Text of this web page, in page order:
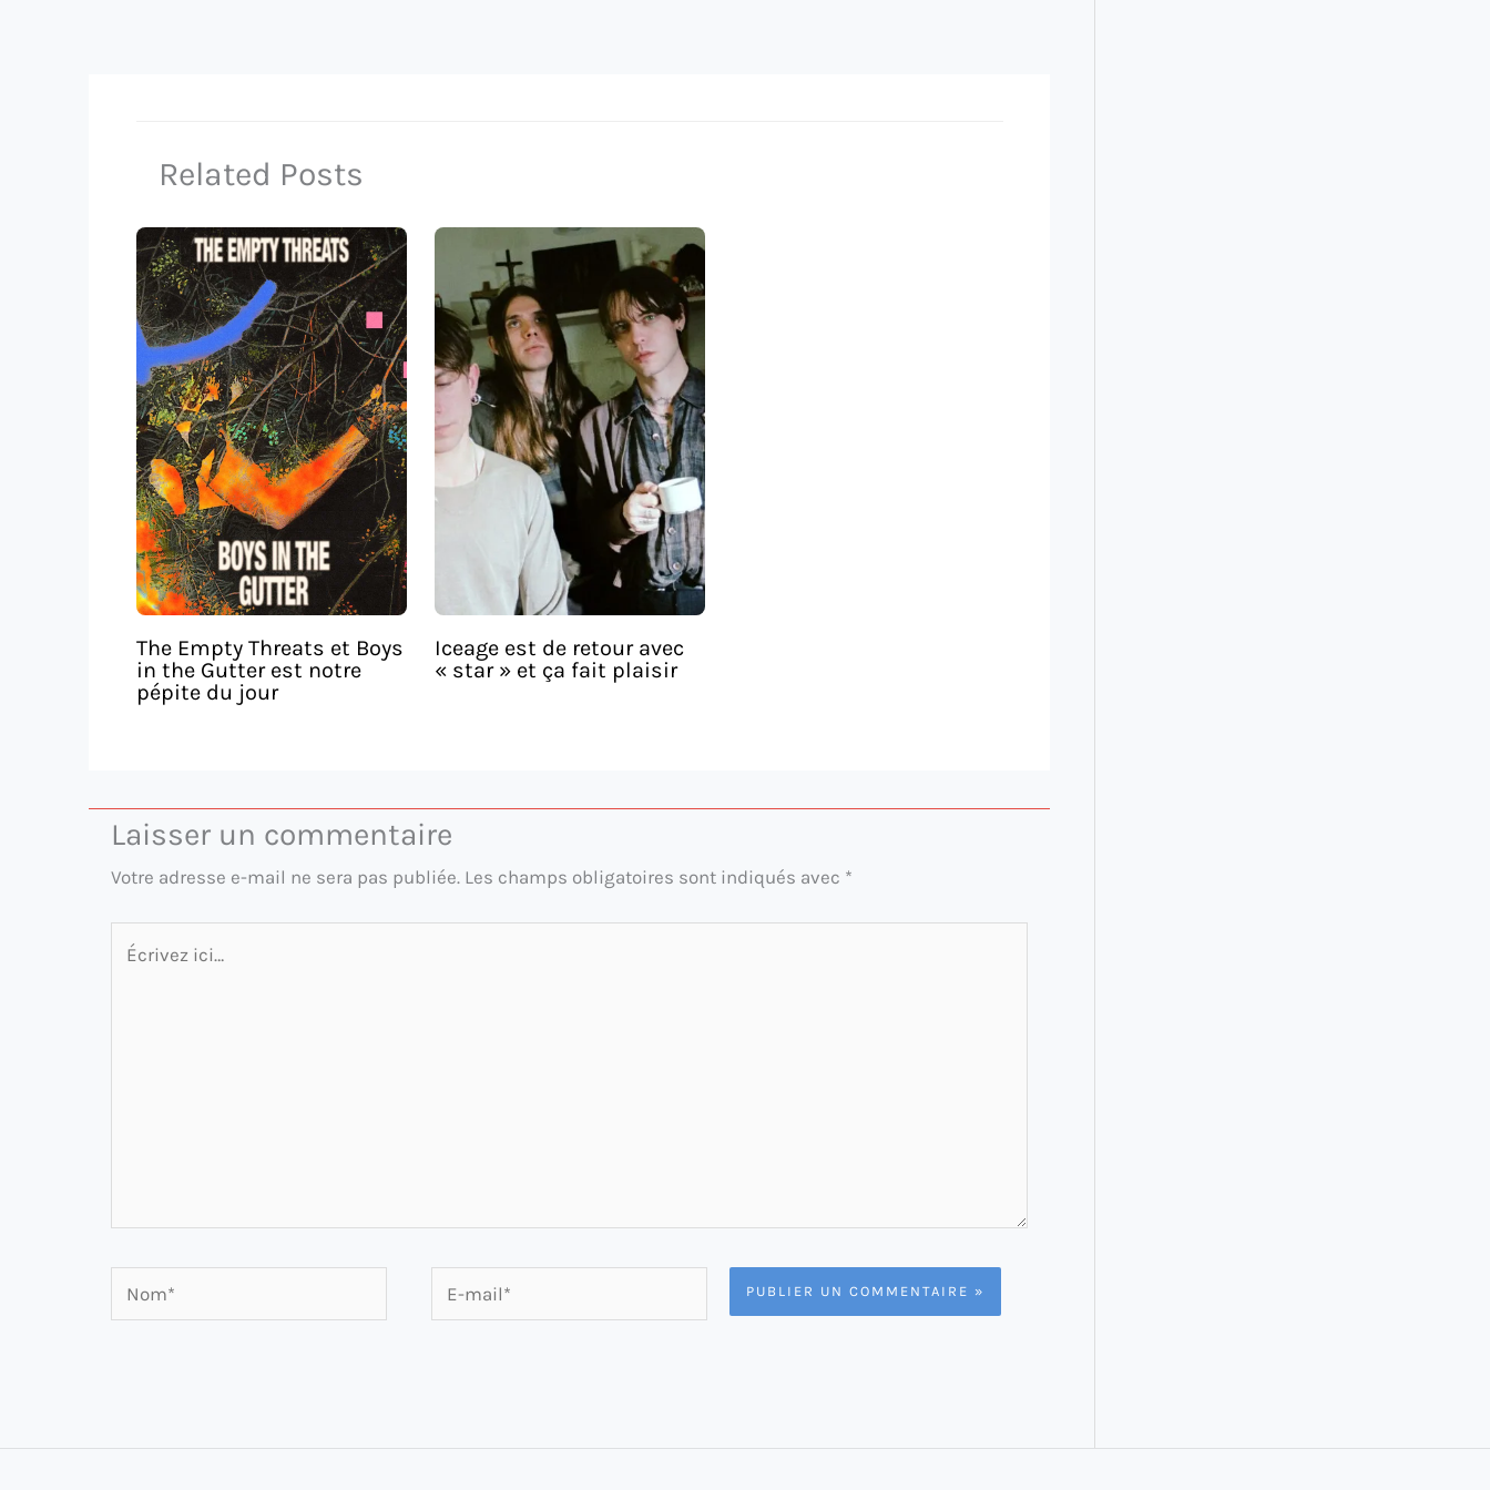
Related Posts
The Empty Threats et Boys
in the Gutter est notre
pépite du jour
Iceage est de retour avec
« star » et ça fait plaisir
Laisser un commentaire
Votre adresse e-mail ne sera pas publiée. Les champs obligatoires sont indiqués avec *
Écrivez
Nom*
mail*